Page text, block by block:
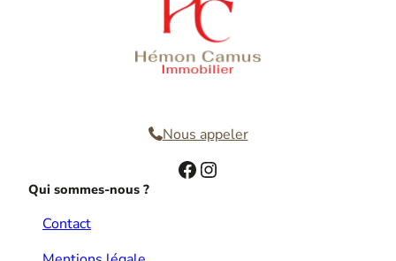
Nous appeler
Facebook Instagram
Qui sommes-nous ?
Contact